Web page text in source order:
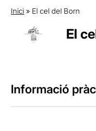
Inici » El cel del Born
El
Informació